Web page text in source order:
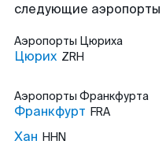
следующие аэропорты
Аэропорты Цюриха
Цюрих ZRH
Аэропорты Франкфурта
Франкфурт FRA
Хан HHN